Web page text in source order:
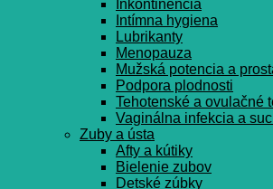
Inkontinencia
Intímna hygiena
Lubrikanty
Menopauza
Mužská potencia a
Podpora plodnosti
Tehotenské a ovulačné
Vaginálna infekcia a
Zuby a ústa
Afty a kútiky
Bielenie zubov
Detské zúbky